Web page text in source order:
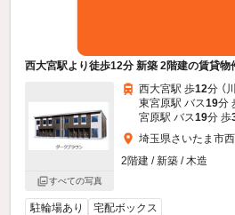
西大宮駅より徒歩12分 新築 2階建の賃貸物
すべての写真
西大宮駅 歩12分 （
東宮原駅 バス19分
宮原駅 バス19分 歩
埼玉県さいたま市
2階建 / 新築 / 木造
駐輪場あり 宅配ボックス